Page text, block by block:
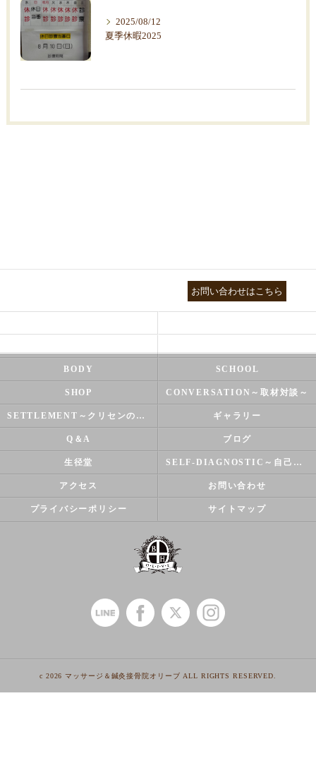
2025/08/12
夏季休暇2025
お問い合わせはこちら
BODY SCHOOL
SHOP CONVERSATION～取材対談～
SETTLEMENT～クリセンのズバリ解決シリーズ～ ギャラリー
Q＆A ブログ
生径堂 SELF-DIAGNOSTIC～自己診断～
アクセス お問い合わせ
プライバシーポリシー サイトマップ
c 2026 マッサージ＆鍼灸接骨院オリーブ ALL RIGHTS RESERVED.